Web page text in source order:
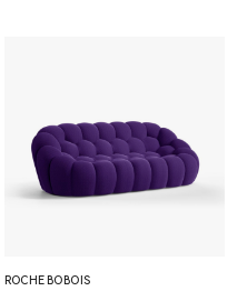
ROCHE BOBOIS